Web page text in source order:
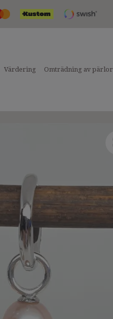
Värdering Omträdning av pärlor